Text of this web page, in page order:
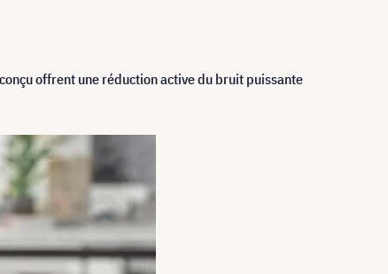
offrent une réduction active du bruit puissante